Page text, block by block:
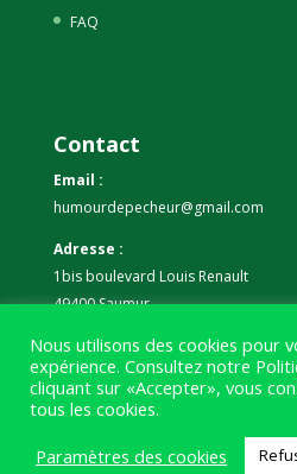
FAQ
Contact
Email :
humourdepecheur@gmail.com
Adresse :
1bis boulevard Louis Renault
49400 Saumur
Téléphone :
07 59 61 06 63
Nous utilisons des cookies pour
expérience. Consultez notre
cliquant sur «Accepter», vous
tous les cookies.
Paramètres des cookies